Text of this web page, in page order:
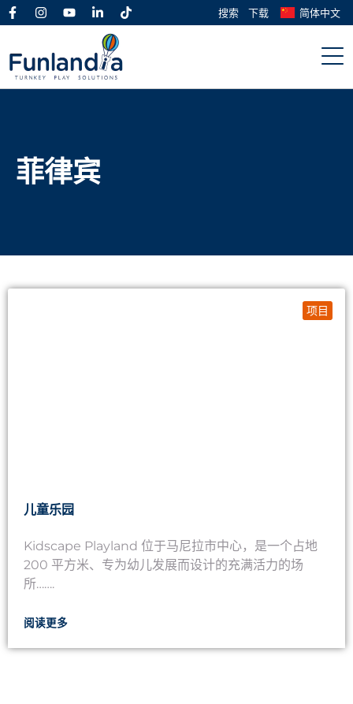
搜索 下载 简体中文
菲律宾
儿童乐园
Kidscape Playland 位于马尼拉市中心，是一个占地
200 平方米、专为幼儿发展而设计的充满活力的场
所…….
阅读更多
项目